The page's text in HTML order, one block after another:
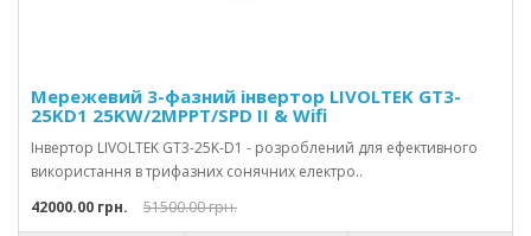
Мережевий 3-фазний інвертор LIVOLTEK GT3-
25KD1 25KW/2MPPT/SPD II & Wifi
Інвертор LIVOLTEK GT3-25K-D1 - розроблений для ефективного
використання в трифазних сонячних електро..
42000.00 грн. 51500.00 грн.